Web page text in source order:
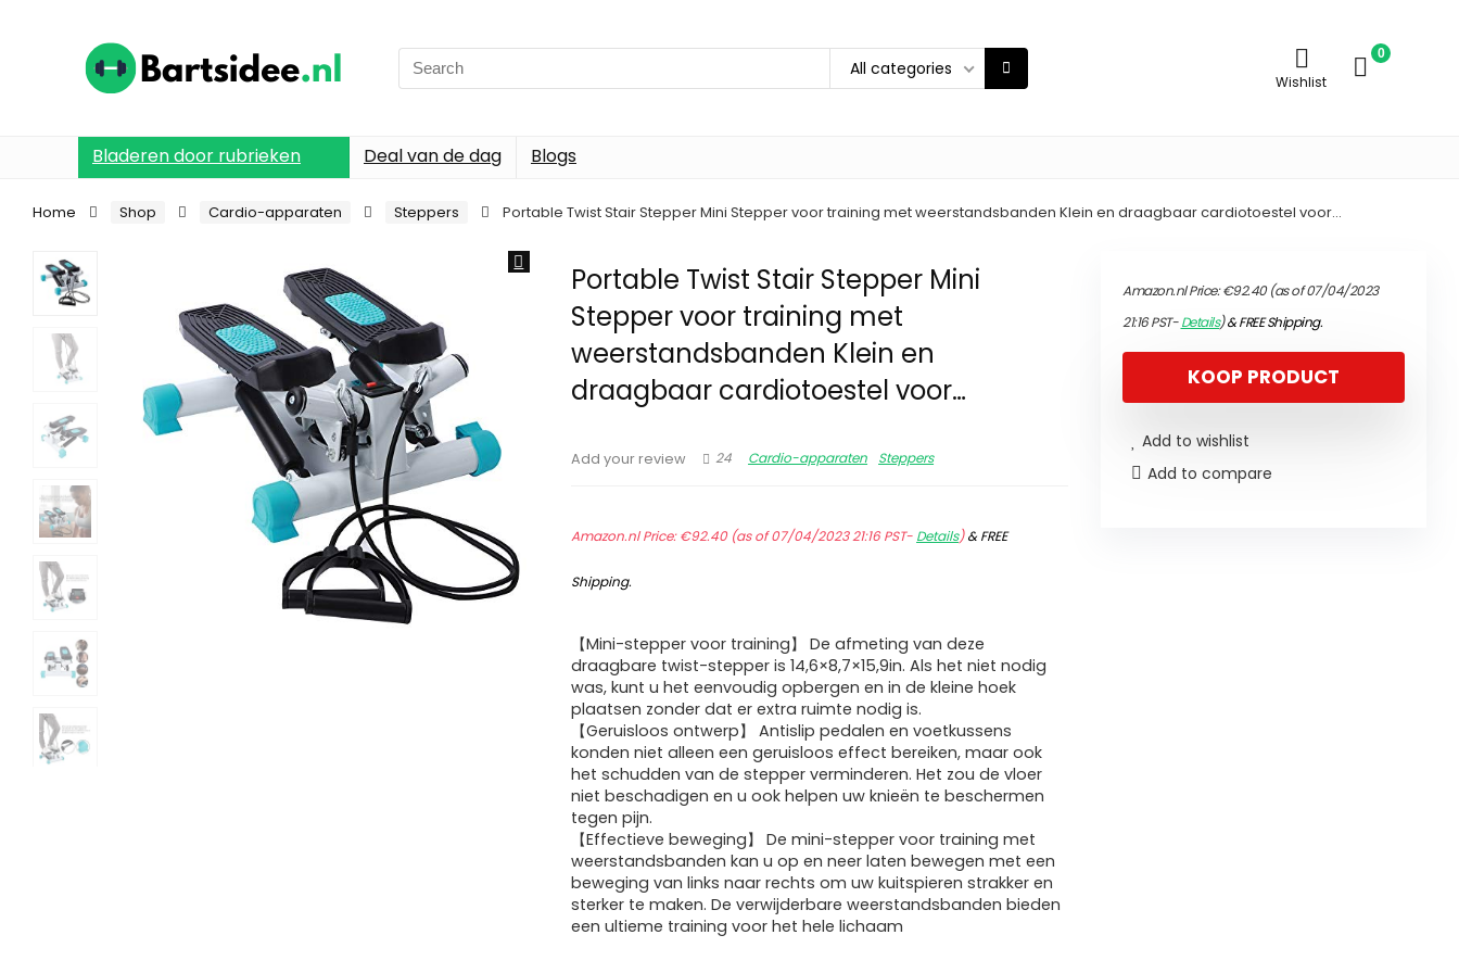
Search
for:
All categories
Wishlist
0
Bladeren door rubrieken Deal van de dag Blogs
Home Shop Cardio-apparaten Steppers Portable Twist Stair Stepper Mini Stepper voor training met weerstandsbanden Klein en draagbaar cardiotoestel voor…
Portable Twist Stair Stepper Mini
Stepper voor training met
weerstandsbanden Klein en
draagbaar cardiotoestel voor…
Add your review 24 Cardio-apparaten Steppers
Amazon.nl Price:€92.40(as of 07/04/2023 21:16 PST- Details)&FREE
Shipping.
【Mini-stepper voor training】 De afmeting van deze
draagbare twist-stepper is 14,6×8,7×15,9in. Als het niet nodig
was, kunt u het eenvoudig opbergen en in de kleine hoek
plaatsen zonder dat er extra ruimte nodig is.
【Geruisloos ontwerp】 Antislip pedalen en voetkussens
konden niet alleen een geruisloos effect bereiken, maar ook
het schudden van de stepper verminderen. Het zou de vloer
niet beschadigen en u ook helpen uw knieën te beschermen
tegen pijn.
【Effectieve beweging】 De mini-stepper voor training met
weerstandsbanden kan u op en neer laten bewegen met een
beweging van links naar rechts om uw kuitspieren strakker en
sterker te maken. De verwijderbare weerstandsbanden bieden
een ultieme training voor het hele lichaam
Amazon.nl Price:€92.40(as of 07/04/2023
21:16 PST-Details)&FREE Shipping.
KOOP PRODUCT
Add to wishlist
Add to compare